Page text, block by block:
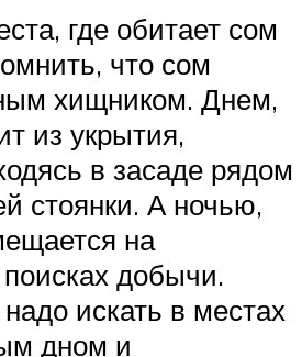
где обитает сом
что сом
хищником. Днем,
из укрытия,
в засаде рядом
стоянки. А ночью,
на
добычи.
искать в местах
дном и